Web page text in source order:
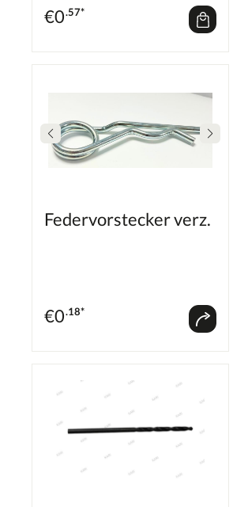
€0.57*
Federvorstecker verz.
€0.18*